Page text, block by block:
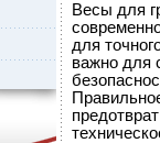
Весы для
для
важно для